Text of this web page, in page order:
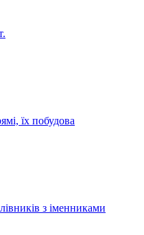
їх побудова
з іменниками